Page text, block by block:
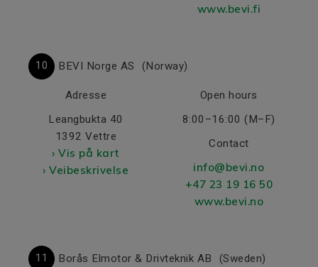
www.bevi.fi
10 BEVI Norge AS (Norway)
Adresse
Leangbukta 40
1392 Vettre
› Vis på kart
› Veibeskrivelse
Open hours
8:00–16:00 (M–F)
Contact
info@bevi.no
+47 23 19 16 50
www.bevi.no
11 Borås Elmotor & Drivteknik AB (Sweden)